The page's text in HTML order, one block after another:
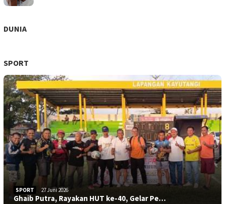
DUNIA
SPORT
SPORT 27 Juni 2026
Ghaib Putra, Rayakan HUT ke-40, Gelar Pe…